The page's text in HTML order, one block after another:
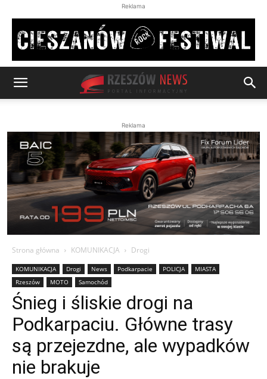
Reklama
Reklama
Strona główna KOMUNIKACJA Drogi
KOMUNIKACJA Drogi News Podkarpacie POLICJA
MIASTA
Rzeszów
MOTO Samochód
Śnieg i śliskie drogi na
Podkarpaciu. Główne trasy
są przejezdne, ale wypadków
nie brakuje